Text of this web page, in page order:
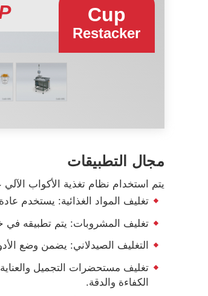
Cup
Restacker
مجال التطبيقات
يتم استخدام نظام تغذية الأكواب
تغليف المواد الغذائية: يستخدم
تغليف المشروبات: يتم تطبيقه في
التغليف الصيدلاني: يضمن وضع
تغليف مستحضرات التجميل
الكفاءة والدقة.